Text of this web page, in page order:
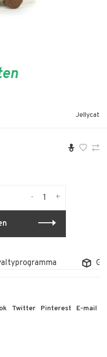
Jellycat
+
-
Twitter Pinterest E-mail